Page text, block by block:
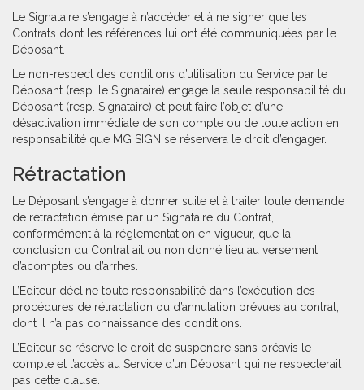
Le Signataire s’engage à n’accéder et à ne signer que les
Contrats dont les références lui ont été communiquées par le
Déposant.
Le non-respect des conditions d’utilisation du Service par le
Déposant (resp. le Signataire) engage la seule responsabilité du
Déposant (resp. Signataire) et peut faire l’objet d’une
désactivation immédiate de son compte ou de toute action en
responsabilité que MG SIGN se réservera le droit d’engager.
Rétractation
Le Déposant s’engage à donner suite et à traiter toute demande
de rétractation émise par un Signataire du Contrat,
conformément à la réglementation en vigueur, que la
conclusion du Contrat ait ou non donné lieu au versement
d’acomptes ou d’arrhes.
L’Editeur décline toute responsabilité dans l’exécution des
procédures de rétractation ou d’annulation prévues au contrat,
dont il n’a pas connaissance des conditions.
L’Editeur se réserve le droit de suspendre sans préavis le
compte et l’accès au Service d’un Déposant qui ne respecterait
pas cette clause.